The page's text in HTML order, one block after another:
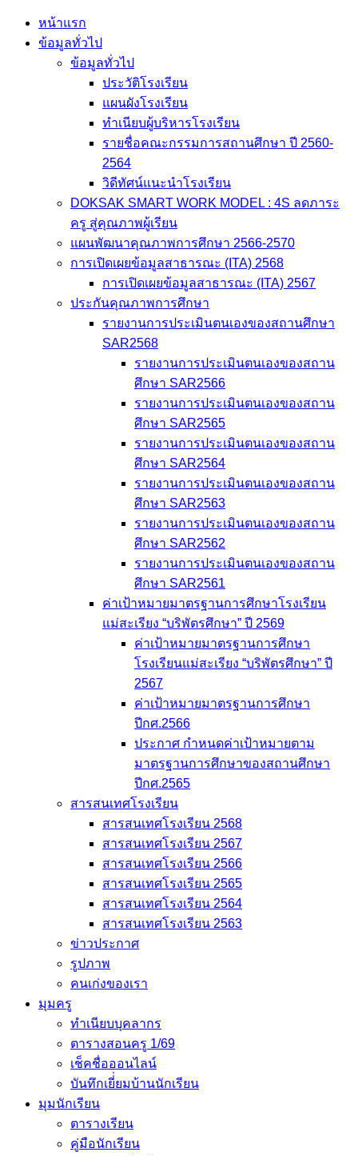
Skip
หน้าแรก
ข้อมูลทั่วไป
ข้อมูลทั่วไป
ประวัติโรงเรียน
แผนผังโรงเรียน
ทำเนียบผู้บริหารโรงเรียน
รายชื่อคณะกรรมการสถานศึกษา ปี 2560-
2564
วิดีทัศน์แนะนำโรงเรียน
DOKSAK SMART WORK MODEL : 4S ลดภาระ
ครู สู่คุณภาพผู้เรียน
แผนพัฒนาคุณภาพการศึกษา 2566-2570
การเปิดเผยข้อมูลสาธารณะ (ITA) 2568
การเปิดเผยข้อมูลสาธารณะ (ITA) 2567
ประกันคุณภาพการศึกษา
รายงานการประเมินตนเองของสถานศึกษา
SAR2568
รายงานการประเมินตนเองของสถาน
ศึกษา SAR2566
รายงานการประเมินตนเองของสถาน
ศึกษา SAR2565
รายงานการประเมินตนเองของสถาน
ศึกษา SAR2564
รายงานการประเมินตนเองของสถาน
ศึกษา SAR2563
รายงานการประเมินตนเองของสถาน
ศึกษา SAR2562
รายงานการประเมินตนเองของสถาน
ศึกษา SAR2561
ค่าเป้าหมายมาตรฐานการศึกษาโรงเรียน
แม่สะเรียง “บริพัตรศึกษา” ปี 2569
ค่าเป้าหมายมาตรฐานการศึกษา
โรงเรียนแม่สะเรียง “บริพัตรศึกษา” ปี
2567
ค่าเป้าหมายมาตรฐานการศึกษา
ปีกศ.2566
ประกาศ กำหนดค่าเป้าหมายตาม
มาตรฐานการศึกษาของสถานศึกษา
ปีกศ.2565
สารสนเทศโรงเรียน
สารสนเทศโรงเรียน 2568
สารสนเทศโรงเรียน 2567
สารสนเทศโรงเรียน 2566
สารสนเทศโรงเรียน 2565
สารสนเทศโรงเรียน 2564
สารสนเทศโรงเรียน 2563
ข่าวประกาศ
รูปภาพ
คนเก่งของเรา
มุมครู
ทำเนียบบุคลากร
ตารางสอนครู 1/69
เช็คชื่อออนไลน์
บันทึกเยี่่ยมบ้านนักเรียน
มุมนักเรียน
ตารางเรียน
คู่มือนักเรียน